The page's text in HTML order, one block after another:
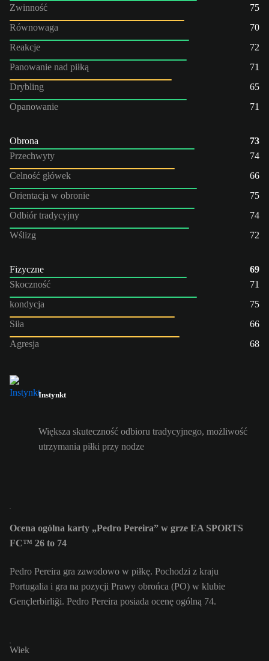
Zwinność
75
Równowaga
70
Reakcje
72
Panowanie nad piłką
71
Drybling
65
Opanowanie
71
Obrona
73
Przechwyty
74
Celność główek
66
Orientacja w obronie
75
Odbiór tradycyjny
74
Wślizg
72
Fizyczne
69
Skoczność
71
kondycja
75
Siła
66
Agresja
68
Instynkt
Większa skuteczność odbioru tradycyjnego, możliwość
utrzymania piłki przy nodze
Ocena ogólna karty „Pedro Pereira” w grze EA SPORTS
FC™ 26 to 74
Pedro Pereira gra zawodowo w piłkę. Pochodzi z kraju
Portugalia i gra na pozycji Prawy obrońca (PO) w klubie
Gençlerbirliği. Pedro Pereira posiada ocenę ogólną 74.
Wiek